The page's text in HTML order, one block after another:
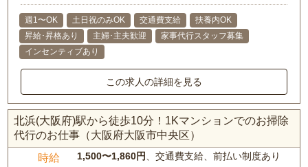
週1〜OK 土日祝のみOK 交通費支給
扶養内OK
昇給･昇格あり
主婦･主夫歓迎
家事代行スタッフ募集
インセンティブあり
この求人の詳細を見る
北浜(大阪府)駅から徒歩10分！1Kマンションでのお掃除
代行のお仕事（大阪府大阪市中央区）
時給 1,500〜1,860円 、交通費支給、前払い制度あり